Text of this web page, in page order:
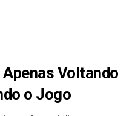
Voltando
o Jogo